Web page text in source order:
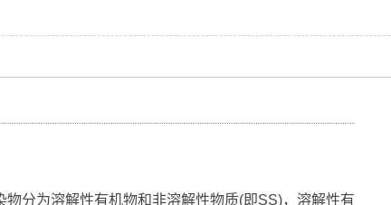
物分为溶解性有机物和非溶解性物质(即SS)，溶解性有